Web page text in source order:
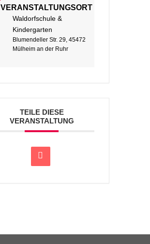
VERANSTALTUNGSORT
Waldorfschule &
Kindergarten
Blumendeller Str. 29, 45472
Mülheim an der Ruhr
TEILE DIESE
VERANSTALTUNG